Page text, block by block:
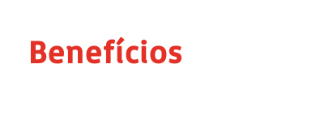
Benefícios